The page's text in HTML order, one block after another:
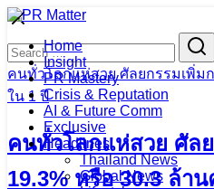
Skip
contentHome
Insight
PR Mastery
Crisis & Reputation
AI & Future Comm
Exclusive
Headlines
Thailand News
Global News
Search
for:
คนทั่วโลกแห่สวย ศัลยกรรมเพิ่ม
ใน 1 ปี
คนทั่วโลกแห่สวย ศัล
19.3% หรือ 30.3 ล้าน